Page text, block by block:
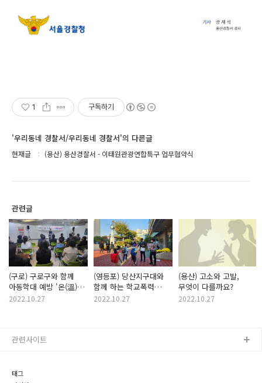
1 구독하기
'우리동네 경찰서/우리동네 경찰서'의 다른글
현재글 (용산) 용산경찰서 - 이태원관광연합특구 업무협약식
관련글
(구로) 구로구와 함께
아동학대 예방 '온(溫)
마음 행사' 개최
2022.10.27
(영등포) 당산지구대와
함께 하는 학교폭력
예방 캠페인
2022.10.27
(용산) 고소와 고발,
무엇이 다를까요?
2022.10.27
태그
관련사이트